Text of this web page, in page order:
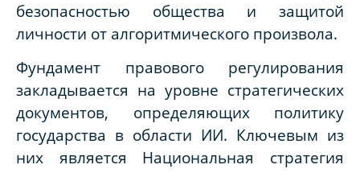
безопасностью общества и защитой
личности от алгоритмического произвола.
Фундамент правового регулирования
закладывается на уровне стратегических
документов, определяющих политику
государства в области ИИ. Ключевым из
них является Национальная стратегия